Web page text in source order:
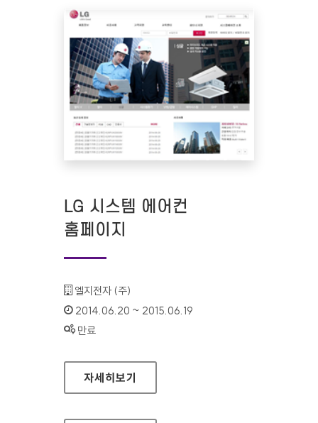
LG 시스템 에어컨
홈페이지
기관명 :
엘지전자 (주)
인증기간 :
2014.06.20 ~ 2015.06.19
상태 :
만료
LG 시스템 에어컨 홈페이지
자세히보기